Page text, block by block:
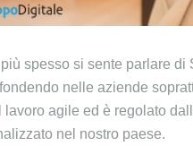
spesso si sente parlare di
nelle aziende
lavoro agile ed è regolato
nel nostro paese.